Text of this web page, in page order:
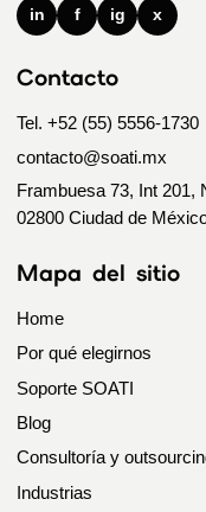
in f ig x
Contacto
Tel. +52 (55) 5556-1730
contacto@soati.mx
Frambuesa 73, Int 201,
02800 Ciudad de
Mapa del sitio
Home
Por qué elegirnos
Soporte SOATI
Blog
Consultoría y
Industrias